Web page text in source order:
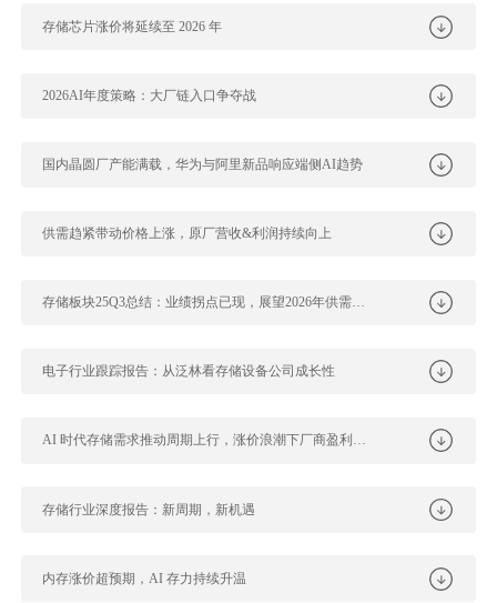
存储芯片涨价将延续至 2026 年
2026AI年度策略：大厂链入口争夺战
国内晶圆厂产能满载，华为与阿里新品响应端侧AI趋势
供需趋紧带动价格上涨，原厂营收&利润持续向上
存储板块25Q3总结：业绩拐点已现，展望2026年供需紧张，存储超级大周...
电子行业跟踪报告：从泛林看存储设备公司成长性
AI 时代存储需求推动周期上行，涨价浪潮下厂商盈利能力逐季提升
存储行业深度报告：新周期，新机遇
内存涨价超预期，AI 存力持续升温